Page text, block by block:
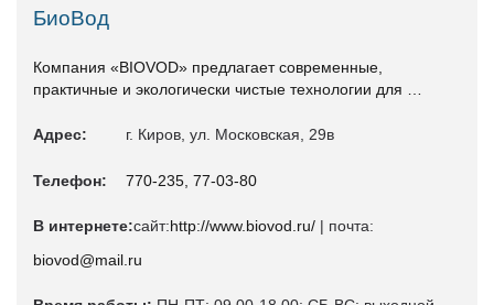
БиоВод
Компания «BIOVOD» предлагает современные,
практичные и экологически чистые технологии для …
Адрес: г. Киров, ул. Московская, 29в
Телефон: 770-235, 77-03-80
В интернете:сайт:http://www.biovod.ru/ | почта:
biovod@mail.ru